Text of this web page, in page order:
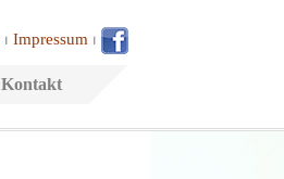
⏐ Impressum ⏐
Kontakt